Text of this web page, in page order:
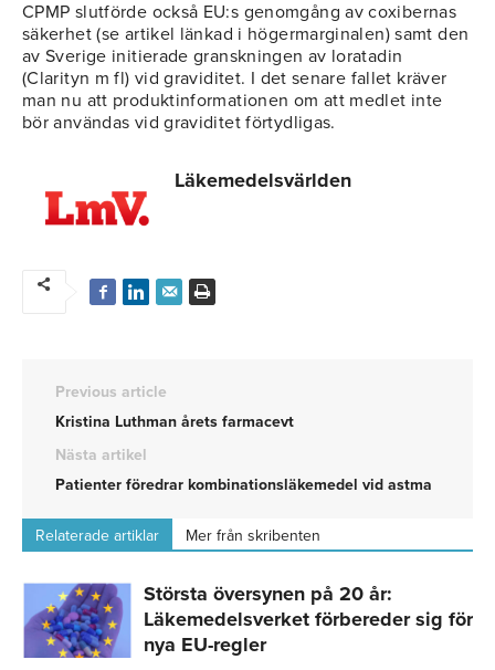
CPMP slutförde också EU:s genomgång av coxibernas
säkerhet (se artikel länkad i högermarginalen) samt den
av Sverige initierade granskningen av loratadin
(Clarityn m fl) vid graviditet. I det senare fallet kräver
man nu att produktinformationen om att medlet inte
bör användas vid graviditet förtydligas.
Läkemedelsvärlden
Previous article
Kristina Luthman årets farmacevt
Nästa artikel
Patienter föredrar kombinationsläkemedel vid astma
Relaterade artiklar Mer från skribenten
Största översynen på 20 år:
Läkemedelsverket förbereder sig för
nya EU-regler